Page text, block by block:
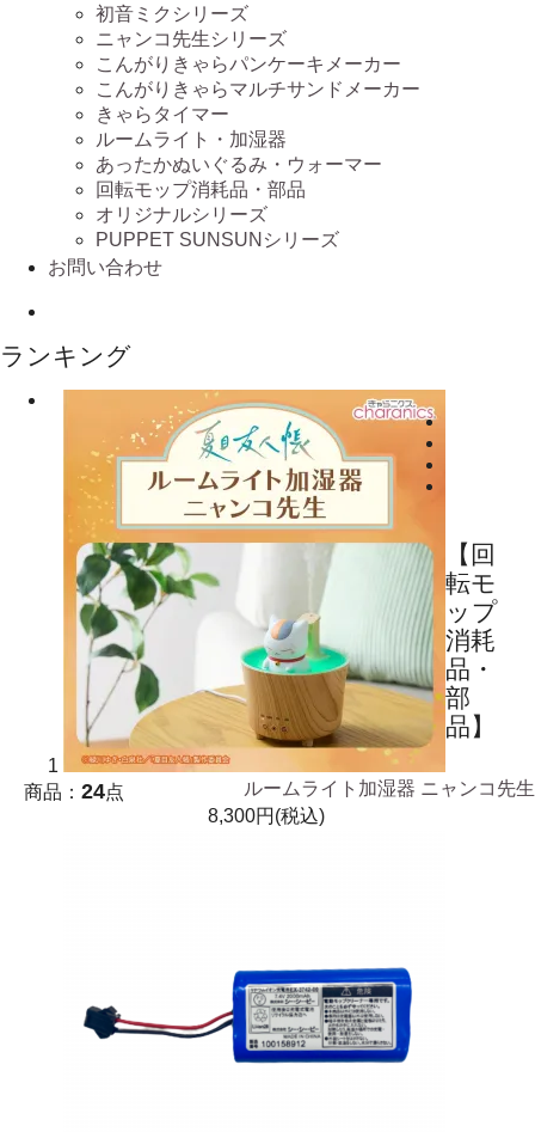
初音ミクシリーズ
ニャンコ先生シリーズ
こんがりきゃらパンケーキメーカー
こんがりきゃらマルチサンドメーカー
きゃらタイマー
ルームライト・加湿器
あったかぬいぐるみ・ウォーマー
回転モップ消耗品・部品
オリジナルシリーズ
PUPPET SUNSUNシリーズ
お問い合わせ
ランキング
1
ルームライト加湿器 ニャンコ先生
8,300円(税込)
【回
転モ
ップ
消耗
品・
部
品】
商品： 24点